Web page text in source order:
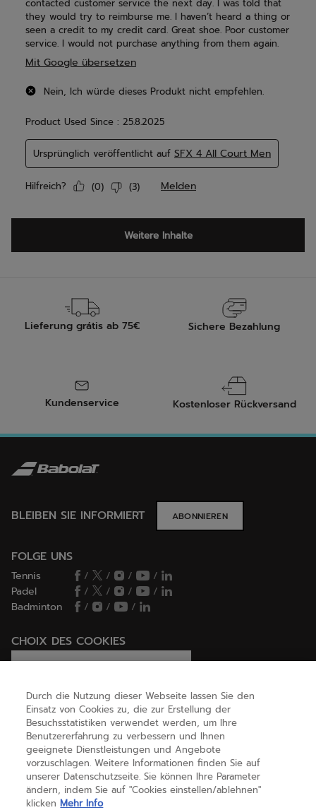
Lieferung grátis ab 75€ Sichere Bezahlung
Kundenservice Kostenloser Rückversand
BLEIBEN SIE INFORMIERT ABONNIEREN
FOLGE UNS
Tennis / / /
/
Padel
/ / /
/
Badminton
/ / /
CHOIX DES COOKIES
HILFE
ÜBER UNS
Durch die Nutzung dieser Webseite lassen Sie den
Einsatz von Cookies zu, die zur Erstellung der
Besuchsstatistiken verwendet werden, um Ihre
Benutzererfahrung zu verbessern und Ihnen
geeignete Dienstleistungen und Angebote
vorzuschlagen. Weitere Informationen finden Sie auf
unserer Datenschutzseite. Sie können Ihre Parameter
ändern, indem Sie auf "Cookies einstellen/ablehnen"
klicken Mehr Info